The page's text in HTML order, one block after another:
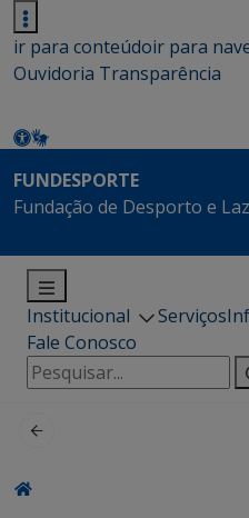
ir para conteúdoir para
Ouvidoria Transparência
FUNDESPORTE
Fundação de Desporto e
Institucional Serviços
Fale Conosco
Pesquisar
por: